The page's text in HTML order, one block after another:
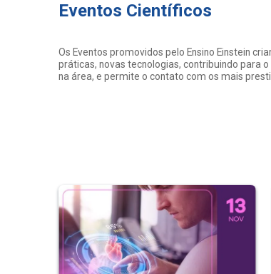
Eventos Científicos
Os Eventos promovidos pelo Ensino Einstein
práticas, novas tecnologias, contribuindo para
na área, e permite o contato com os mais